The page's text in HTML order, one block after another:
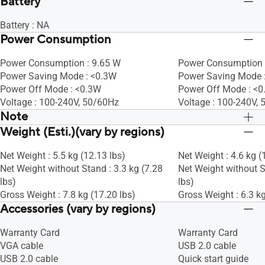
Battery : NA
Power Consumption
Power Consumption : 9.65 W
Power Saving Mode : <0.3W
Power Off Mode : <0.3W
Voltage : 100-240V, 50/60Hz
Power Consumption
Power Saving Mode
Power Off Mode :
Voltage : 100-240V,
Note
*Box dimension is depending on actual
*Box dimension is
Weight (Esti.)(vary by regions)
Net Weight : 5.5 kg (12.13 lbs)
Net Weight without Stand : 3.3 kg (7.28
lbs)
Gross Weight : 7.8 kg (17.20 lbs)
Net Weight : 4.6 kg
Net Weight without
lbs)
Gross Weight : 6.3
Accessories (vary by regions)
Warranty Card
VGA cable
USB 2.0 cable
Warranty Card
USB 2.0 cable
Quick start guide